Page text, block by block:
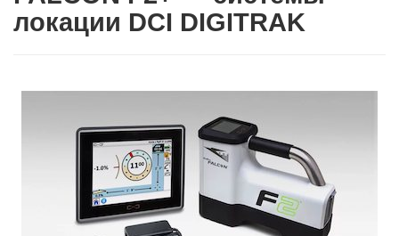
локации DCI DIGITRAK